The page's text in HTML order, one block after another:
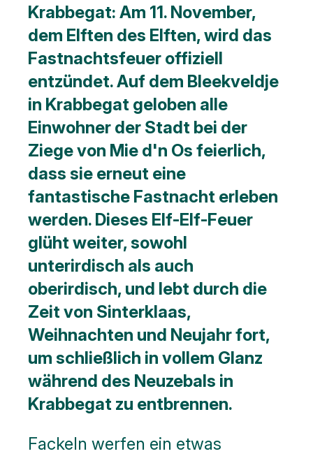
Krabbegat: Am 11. November,
dem Elften des Elften, wird das
Fastnachtsfeuer offiziell
entzündet. Auf dem Bleekveldje
in Krabbegat geloben alle
Einwohner der Stadt bei der
Ziege von Mie d'n Os feierlich,
dass sie erneut eine
fantastische Fastnacht erleben
werden. Dieses Elf-Elf-Feuer
glüht weiter, sowohl
unterirdisch als auch
oberirdisch, und lebt durch die
Zeit von Sinterklaas,
Weihnachten und Neujahr fort,
um schließlich in vollem Glanz
während des Neuzebals in
Krabbegat zu entbrennen.
Fackeln werfen ein etwas